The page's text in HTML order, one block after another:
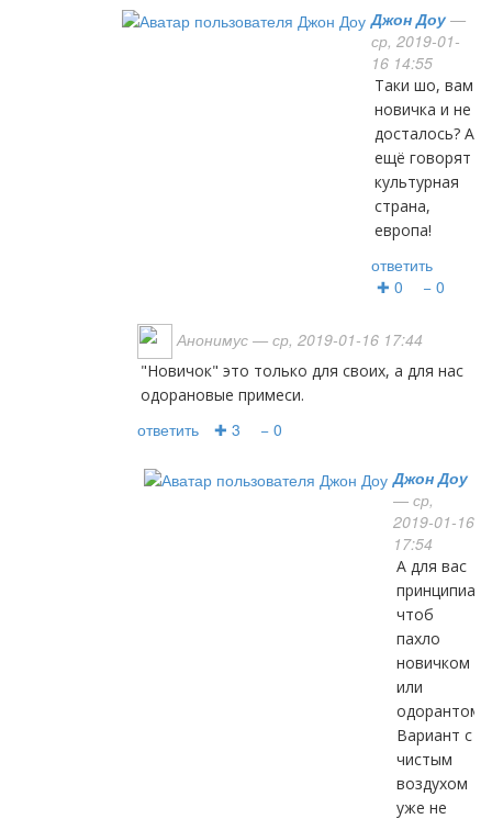
Джон Доу —
ср, 2019-01-
16 14:55
Таки шо, вам
новичка и не
досталось? А
ещё говорят
культурная
страна,
европа!
ответить
✚ 0
− 0
Анонимус — ср, 2019-01-16 17:44
"Новичок" это только для своих, а для нас
одорановые примеси.
ответить ✚ 3 − 0
Джон Доу
— ср,
2019-01-16
17:54
а для вас
чтоб
пахло
новичком
или
одорантом?
Вариант с
чистым
воздухом
уже не